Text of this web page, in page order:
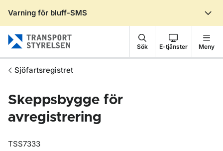
Varning för bluff-SMS
Sök E-tjänster Meny
Sjöfartsregistret
Skeppsbygge för
avregistrering
TSS7333